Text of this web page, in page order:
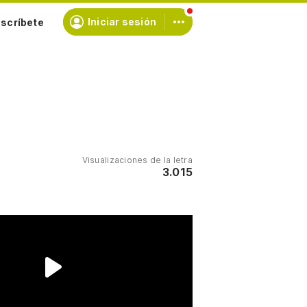
Iniciar sesión
Visualizaciones de la letra
3.015